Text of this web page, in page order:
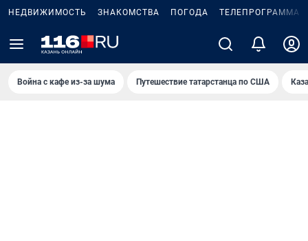
НЕДВИЖИМОСТЬ ЗНАКОМСТВА ПОГОДА ТЕЛЕПРОГРАММА
Война с кафе из-за шума Путешествие татарстанца по США